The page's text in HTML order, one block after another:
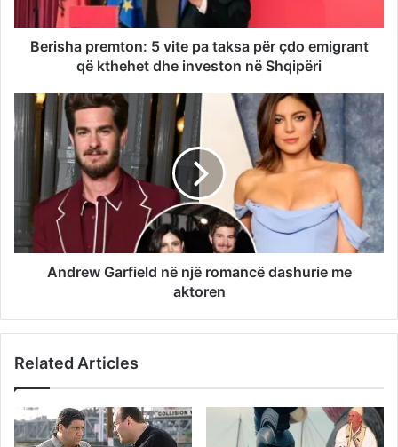
Berisha premton: 5 vite pa taksa për çdo emigrant
që kthehet dhe investon në Shqipëri
Andrew Garfield në një romancë dashurie me
aktoren
Related Articles